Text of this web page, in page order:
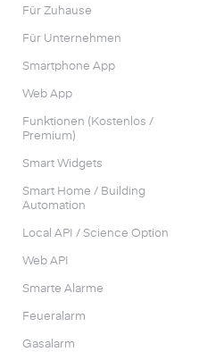
Für Zuhause
Für Unternehmen
Smartphone App
Web App
Funktionen (Kostenlos /
Premium)
Smart Widgets
Smart Home / Building
Automation
Local API / Science Option
Web API
Smarte Alarme
Feueralarm
Gasalarm